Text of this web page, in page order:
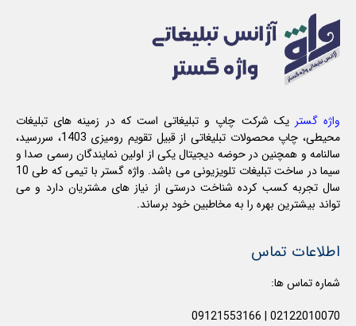
واژه گستر یک شرکت چاپ و تبلیغاتی است که در زمینه های تبلیغات
محیطی، چاپ محصولات تبلیغاتی از قبیل تقویم رومیزی 1403، سررسید،
سالنامه و همچنین در حوضه دیجیتال یکی از اولین نمایندگان رسمی صدا و
سیما در ساخت تبلیغات تلویزیونی می باشد. واژه گستر با تیمی که طی 10
سال تجربه کسب کرده شناخت درستی از نیاز های مشتریان دارد و می
تواند بیشترین بهره را به مخاطبین خود برساند.
اطلاعات تماس
شماره تماس ها:
02122010070
|
09121553166